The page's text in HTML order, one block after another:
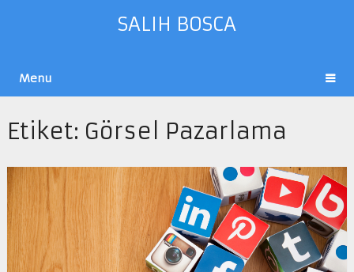
SALIH BOSCA
Menu
Etiket: Görsel Pazarlama